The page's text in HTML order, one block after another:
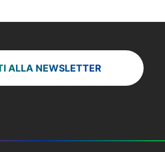
ALLA NEWSLETTER